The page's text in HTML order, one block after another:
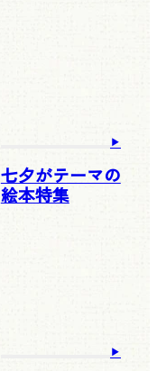
七夕がテーマの
絵本特集